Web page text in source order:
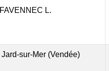
FAVENNEC L.
Jard-sur-Mer (Vendée)